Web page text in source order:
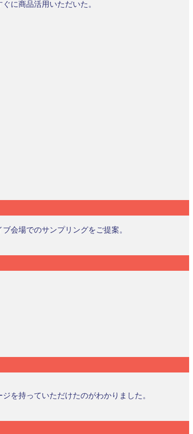
に商品活用いただいた。
会場でのサンプリングをご提案。
を持っていただけたのがわかりました。